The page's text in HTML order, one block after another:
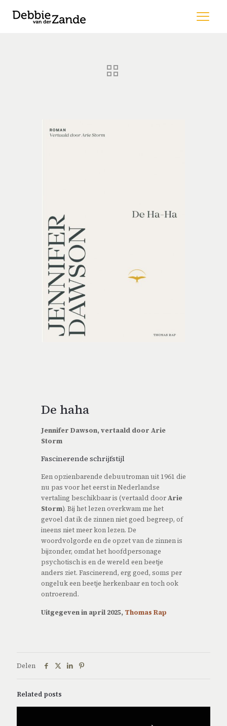
De haha
Jennifer Dawson, vertaald door Arie
Storm
Fascinerende schrijfstijl
Een opzienbarende debuutroman uit 1961 die
nu pas voor het eerst in Nederlandse
vertaling beschikbaar is (vertaald doorArie
Storm). Bij het lezen overkwam me het
gevoel dat ik de zinnen niet goed begreep, of
ineens niet meer kon lezen. De
woordvolgorde en de opzet van de zinnen is
bijzonder, omdat het hoofdpersonage
psychotisch is en de wereld een beetje
anders ziet. Fascinerend, erg goed, soms per
ongeluk een beetje herkenbaar en toch ook
ontroerend.
Uitgegeven in april 2025, Thomas Rap
Delen
Related posts